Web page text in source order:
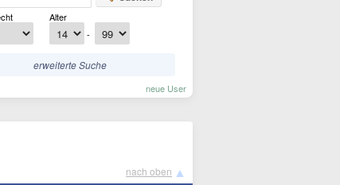
Alter
-
erweiterte Suche
neue User
nach oben ▲